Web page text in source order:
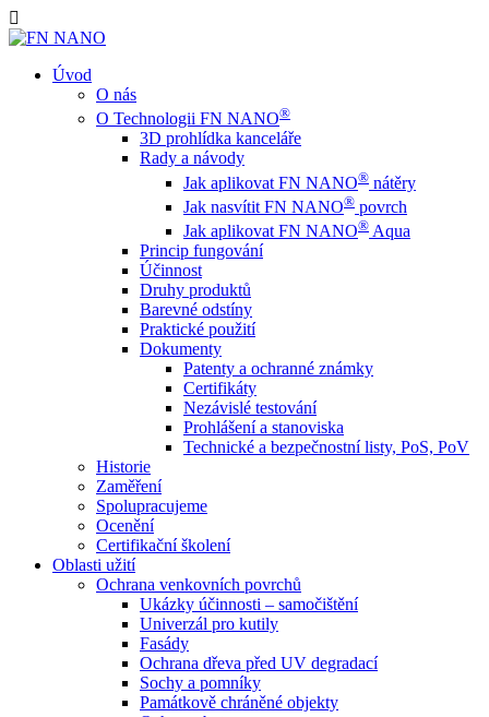
Úvod
O nás
O Technologii FN NANO®
3D prohlídka kanceláře
Rady a návody
Jak aplikovat FN NANO® nátěry
Jak nasvítit FN NANO® povrch
Jak aplikovat FN NANO® Aqua
Princip fungování
Účinnost
Druhy produktů
Barevné odstíny
Praktické použití
Dokumenty
Patenty a ochranné známky
Certifikáty
Nezávislé testování
Prohlášení a stanoviska
Technické a bezpečnostní listy, PoS, PoV
Historie
Zaměření
Spolupracujeme
Ocenění
Certifikační školení
Oblasti užití
Ochrana venkovních povrchů
Ukázky účinnosti – samočištění
Univerzál pro kutily
Fasády
Ochrana dřeva před UV degradací
Sochy a pomníky
Památkově chráněné objekty